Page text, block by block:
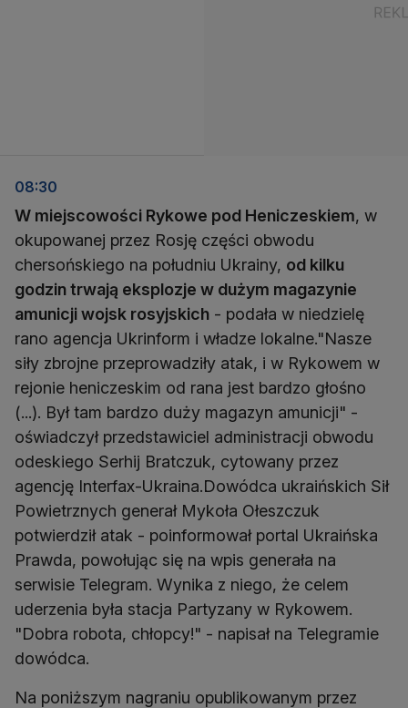
08:30
W miejscowości Rykowe pod Heniczeskiem, w
okupowanej przez Rosję części obwodu
chersońskiego na południu Ukrainy, od kilku
godzin trwają eksplozje w dużym magazynie
amunicji wojsk rosyjskich - podała w niedzielę
rano agencja Ukrinform i władze lokalne."Nasze
siły zbrojne przeprowadziły atak, i w Rykowem w
rejonie heniczeskim od rana jest bardzo głośno
(...). Był tam bardzo duży magazyn amunicji" -
oświadczył przedstawiciel administracji obwodu
odeskiego Serhij Bratczuk, cytowany przez
agencję Interfax-Ukraina.Dowódca ukraińskich Sił
Powietrznych generał Mykoła Ołeszczuk
potwierdził atak - poinformował portal Ukraińska
Prawda, powołując się na wpis generała na
serwisie Telegram. Wynika z niego, że celem
uderzenia była stacja Partyzany w Rykowem.
"Dobra robota, chłopcy!" - napisał na Telegramie
dowódca.
Na poniższym nagraniu opublikowanym przez